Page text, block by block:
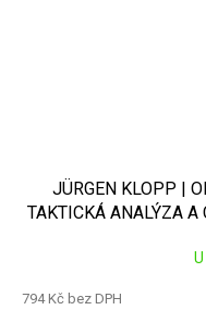
JÜRGEN KLOPP |
TAKTICKÁ ANALÝZA
794 Kč bez DPH